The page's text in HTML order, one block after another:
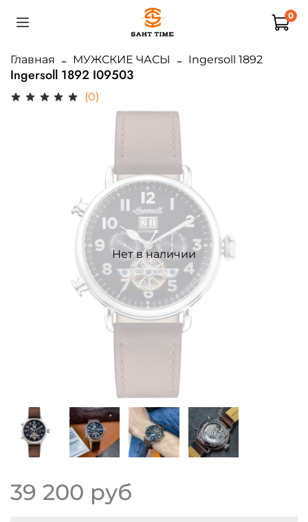
0
Главная МУЖСКИЕ ЧАСЫ Ingersoll 1892
Ingersoll 1892 I09503
(0)
Нет в наличии
39 200 руб